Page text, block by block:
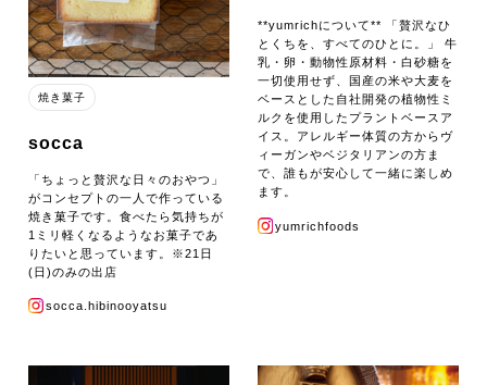
焼き菓子
socca
「ちょっと贅沢な日々のおやつ」
がコンセプトの一人で作っている
焼き菓子です。食べたら気持ちが
1ミリ軽くなるようなお菓子であ
りたいと思っています。※21日
(日)のみの出店
socca.hibinooyatsu
**yumrichについて** 「贅沢なひ
とくちを、すべてのひとに。」 牛
乳・卵・動物性原材料・白砂糖を
一切使用せず、国産の米や大麦を
ベースとした自社開発の植物性ミ
ルクを使用したプラントベースア
イス。アレルギー体質の方からヴ
ィーガンやベジタリアンの方ま
で、誰もが安心して一緒に楽しめ
ます。
yumrichfoods